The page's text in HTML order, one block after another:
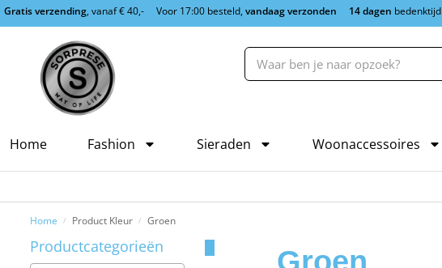
Gratis verzending, vanaf € 40,- Voor 17:00 besteld,vandaag verzonden 14 dagen bedenktijd
Home Fashion Sieraden Woonaccessoires
Home / Product Kleur / Groen
Productcategorieën